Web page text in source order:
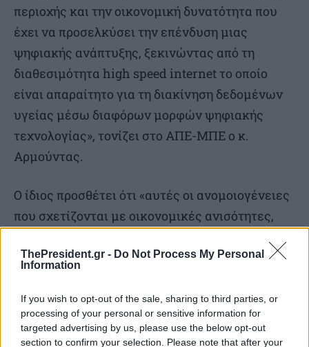
ThePresident.gr - Do Not Process My Personal
Information
If you wish to opt-out of the sale, sharing to third parties, or
processing of your personal or sensitive information for
targeted advertising by us, please use the below opt-out
section to confirm your selection. Please note that after your
περιοχής και την οικονομική δυνατότητα που
έχει να προσελκύσει την επένδυση μιας
ψηφιακής ανάπτυξης, ξεκινώντας από τη
διαθεσιμότητα high speed internet το οποίο
είναι απαραίτητο για τη διακίνηση δεδομένων
υγείας μέσω διαφόρων μορφών ψηφιακής
τεχνολογίας», τονίζει στο ΑΠΕ-ΜΠΕ ο κ.
Αρμούντας.
Ο ίδιος προσθέτει ότι «αυτές οι ανομοιογένειες
που σχετίζονται με οικονομικές ανισότητες,
ανισότητες σε επίπεδο εξέλιξης της υγείας
δημιουργώντας έναν φαύλο κύκλο, έναν
αρνητικό κύκλο ανάδρασης, ο οποίος δεν σπάει
αν δεν δημιουργήσουμε συνθήκες ανάπτυξης».